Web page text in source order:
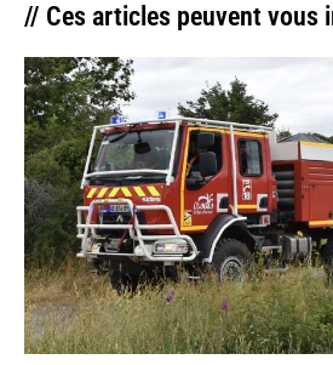
// Ces articles peuvent vous